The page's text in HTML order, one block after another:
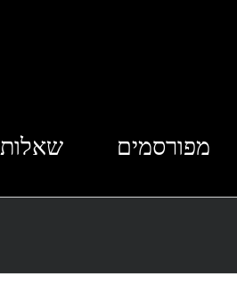
מפורסמים